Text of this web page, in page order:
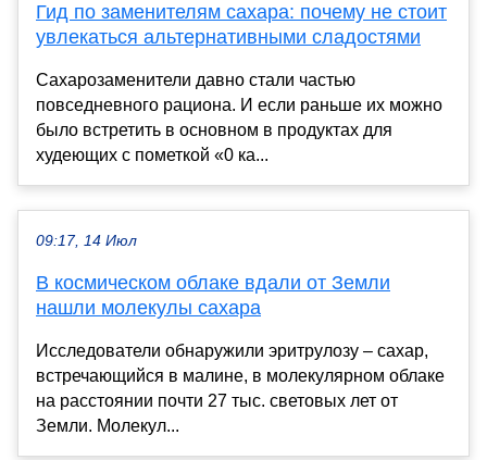
Гид по заменителям сахара: почему не стоит
увлекаться альтернативными сладостями
Сахарозаменители давно стали частью
повседневного рациона. И если раньше их можно
было встретить в основном в продуктах для
худеющих с пометкой «0 ка...
09:17, 14 Июл
В космическом облаке вдали от Земли
нашли молекулы сахара
Исследователи обнаружили эритрулозу – сахар,
встречающийся в малине, в молекулярном облаке
на расстоянии почти 27 тыс. световых лет от
Земли. Молекул...